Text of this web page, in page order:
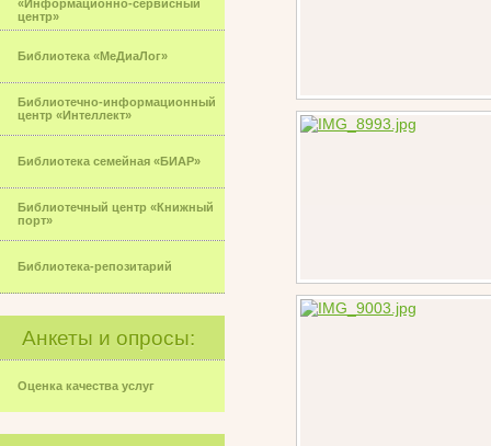
«Информационно-сервисный
центр»
Библиотека «МеДиаЛог»
Библиотечно-информационный
центр «Интеллект»
Библиотека семейная «БИАР»
Библиотечный центр «Книжный
порт»
Библиотека-репозитарий
Анкеты и опросы:
Оценка качества услуг